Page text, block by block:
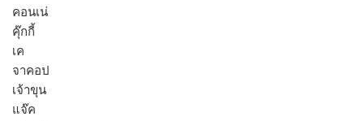
คอนเน่
คุ๊กกี้
เค
จาคอป
เจ้าขุน
แจ๊ค